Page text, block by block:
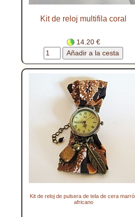
Kit de reloj multifila coral
14.20 €
Kit de reloj de pulsera de tela de cera
africano